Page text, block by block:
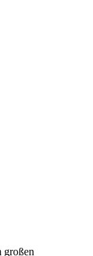
großen